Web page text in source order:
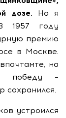
дозе. Но я
1957 году
премию
в Москве.
на
победу –
сохранился.
устроился